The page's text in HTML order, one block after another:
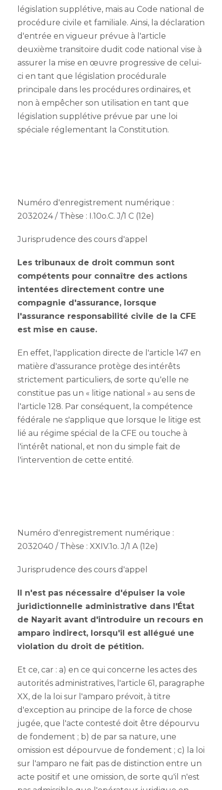
législation supplétive, mais au Code national de
procédure civile et familiale. Ainsi, la déclaration
d'entrée en vigueur prévue à l'article
deuxième transitoire dudit code national vise à
assurer la mise en œuvre progressive de celui-
ci en tant que législation procédurale
principale dans les procédures ordinaires, et
non à empêcher son utilisation en tant que
législation supplétive prévue par une loi
spéciale réglementant la Constitution.
Numéro d'enregistrement numérique :
2032024 / Thèse : I.10o.C. J/1 C (12e)
Jurisprudence des cours d'appel
Les tribunaux de droit commun sont
compétents pour connaître des actions
intentées directement contre une
compagnie d'assurance, lorsque
l'assurance responsabilité civile de la CFE
est mise en cause.
En effet, l'application directe de l'article 147 en
matière d'assurance protège des intérêts
strictement particuliers, de sorte qu'elle ne
constitue pas un « litige national » au sens de
l'article 128. Par conséquent, la compétence
fédérale ne s'applique que lorsque le litige est
lié au régime spécial de la CFE ou touche à
l'intérêt national, et non du simple fait de
l'intervention de cette entité.
Numéro d'enregistrement numérique :
2032040 / Thèse : XXIV.1o. J/1 A (12e)
Jurisprudence des cours d'appel
Il n'est pas nécessaire d'épuiser la voie
juridictionnelle administrative dans l'État
de Nayarit avant d'introduire un recours en
amparo indirect, lorsqu'il est allégué une
violation du droit de pétition.
Et ce, car : a) en ce qui concerne les actes des
autorités administratives, l'article 61, paragraphe
XX, de la loi sur l'amparo prévoit, à titre
d'exception au principe de la force de chose
jugée, que l'acte contesté doit être dépourvu
de fondement ; b) de par sa nature, une
omission est dépourvue de fondement ; c) la loi
sur l'amparo ne fait pas de distinction entre un
acte positif et une omission, de sorte qu'il n'est